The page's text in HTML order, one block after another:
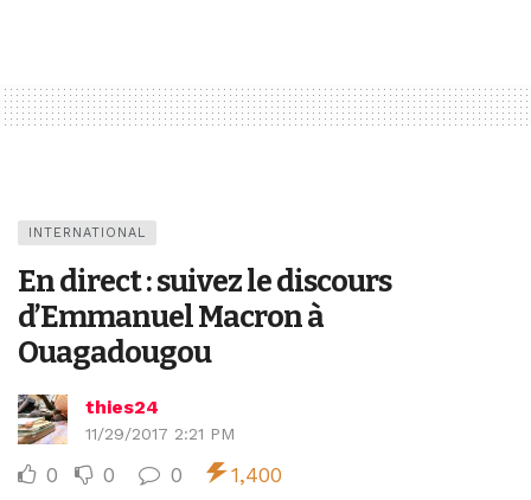
INTERNATIONAL
En direct : suivez le discours
d’Emmanuel Macron à
Ouagadougou
thies24
11/29/2017 2:21 PM
0 0 0 1,400